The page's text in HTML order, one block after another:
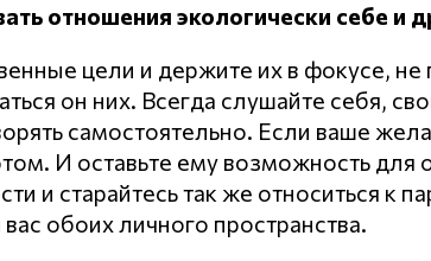
отношения экологически себе и
цели и держите их в фокусе, не
он них. Всегда слушайте себя,
самостоятельно. Если ваше
И оставьте ему возможность для
и старайтесь так же относиться к
обоих личного пространства.